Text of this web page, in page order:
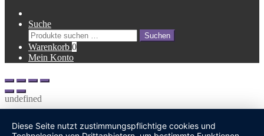
Suche
Suche
nach:
Suchen
Warenkorb 0
Mein Konto
Diese Seite nutzt zustimmungspflichtige cookies und
undefined